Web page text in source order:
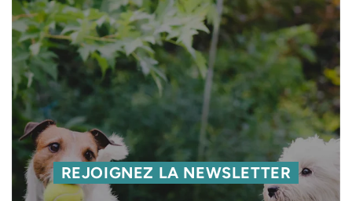
REJOIGNEZ LA NEWSLETTER